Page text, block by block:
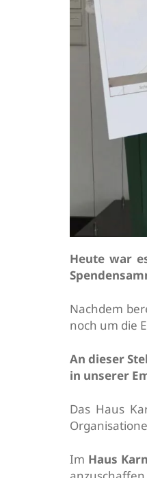
Heute war
Nachdem
noch um die
An dieser
in unserer
Das Haus
Im Haus